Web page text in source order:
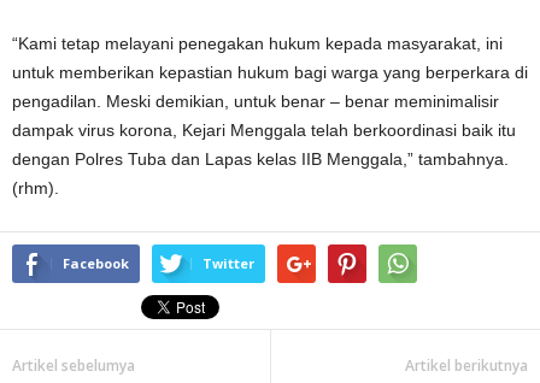
“Kami tetap melayani penegakan hukum kepada masyarakat, ini
untuk memberikan kepastian hukum bagi warga yang berperkara di
pengadilan. Meski demikian, untuk benar – benar meminimalisir
dampak virus korona, Kejari Menggala telah berkoordinasi baik itu
dengan Polres Tuba dan Lapas kelas IIB Menggala,” tambahnya.
(rhm).
Facebook Twitter
Artikel sebelumya Artikel berikutnya